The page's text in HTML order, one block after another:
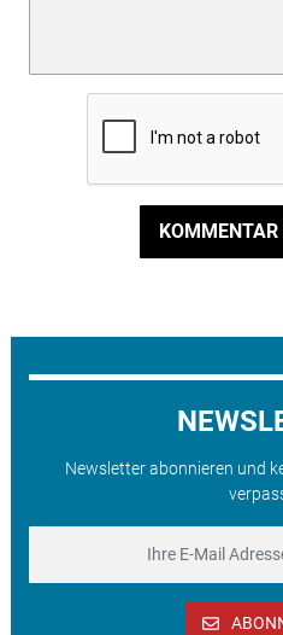
KOMMENTAR
Newsletter abonnieren und